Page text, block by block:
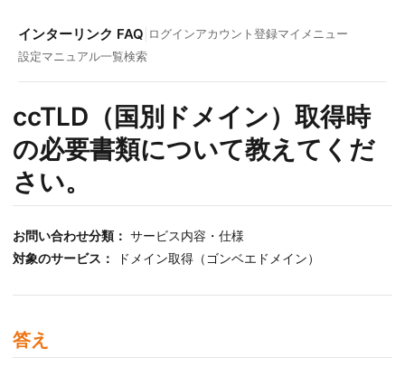
インターリンク FAQ ログインアカウント登録マイメニュー
設定マニュアル一覧検索
ccTLD（国別ドメイン）取得時
の必要書類について教えてくだ
さい。
お問い合わせ分類： サービス内容・仕様
対象のサービス：
ドメイン取得（ゴンベエドメイン）
答え